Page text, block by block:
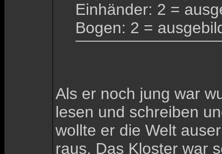
Einhänder: 2 =
Bogen: 2 =
Als er noch jung war
lesen und schreiben
wollte er die Welt
raus. Das Kloster war